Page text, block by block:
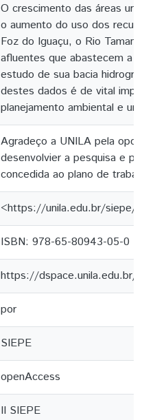
O crescimento das áreas
o aumento do uso dos
Foz do Iguaçu, o Rio
afluentes que abastecem a
estudo de sua bacia
destes dados é de vital
planejamento ambiental e
Agradeço a UNILA pela
desenvolvier a pesquisa e
concedida ao plano de
<https://unila.edu.br/siepe/
ISBN: 978-65-80943-05-0
https://dspace.unila.edu.br/
por
SIEPE
openAccess
II SIEPE